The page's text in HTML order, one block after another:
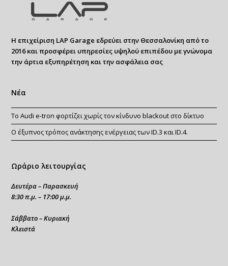
Η επιχείριση LAP Garage εδρεύει στην Θεσσαλονίκη από το
2016 και προσφέρει υπηρεσίες υψηλού επιπέδου με γνώνομα
την άρτια εξυπηρέτηση και την ασφάλεια σας
Νέα
Το Audi e-tron φορτίζει χωρίς τον κίνδυνο blackout στο δίκτυο
Ο έξυπνος τρόπος ανάκτησης ενέργειας των ID.3 και ID.4.
Ωράριο λειτουργίας
Δευτέρα – Παρασκευή
8:30 π.μ. – 17:00 μ.μ.
Σάββατο – Κυριακή
Κλειστά